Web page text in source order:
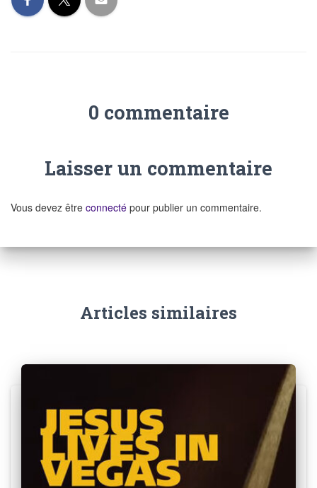
0 commentaire
Laisser un commentaire
Vous devez être connecté pour publier un commentaire.
Articles similaires